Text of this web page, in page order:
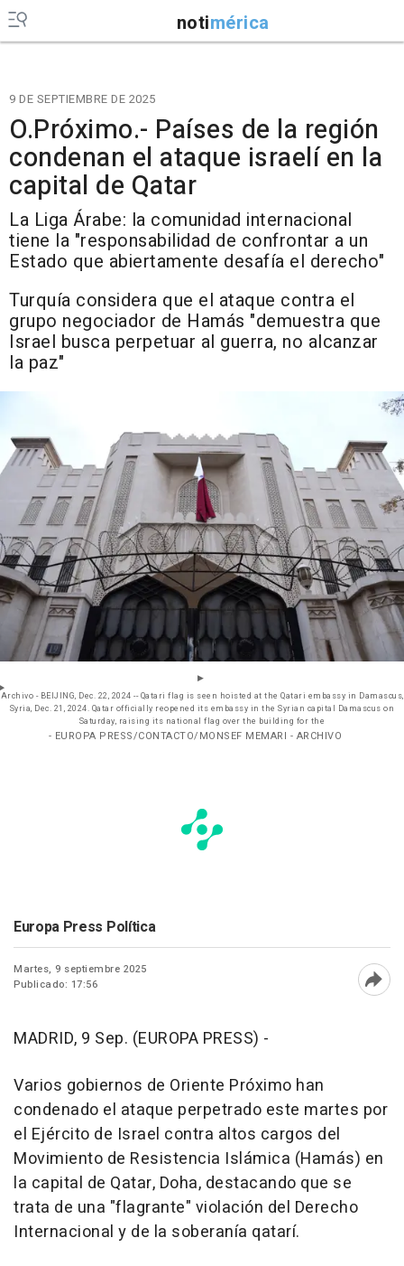
notimérica
9 DE SEPTIEMBRE DE 2025
O.Próximo.- Países de la región
condenan el ataque israelí en la
capital de Qatar
La Liga Árabe: la comunidad internacional
tiene la "responsabilidad de confrontar a un
Estado que abiertamente desafía el derecho"
Turquía considera que el ataque contra el
grupo negociador de Hamás "demuestra que
Israel busca perpetuar al guerra, no alcanzar
la paz"
Archivo - BEIJING, Dec. 22, 2024 -- Qatari flag is seen hoisted at the Qatari embassy in Damascus,
Syria, Dec. 21, 2024. Qatar officially reopened its embassy in the Syrian capital Damascus on
Saturday, raising its national flag over the building for the
- EUROPA PRESS/CONTACTO/MONSEF MEMARI - ARCHIVO
Europa Press Política
Martes, 9 septiembre 2025
Publicado: 17:56
MADRID, 9 Sep. (EUROPA PRESS) -
Varios gobiernos de Oriente Próximo han
condenado el ataque perpetrado este martes por
el Ejército de Israel contra altos cargos del
Movimiento de Resistencia Islámica (Hamás) en
la capital de Qatar, Doha, destacando que se
trata de una "flagrante" violación del Derecho
Internacional y de la soberanía qatarí.